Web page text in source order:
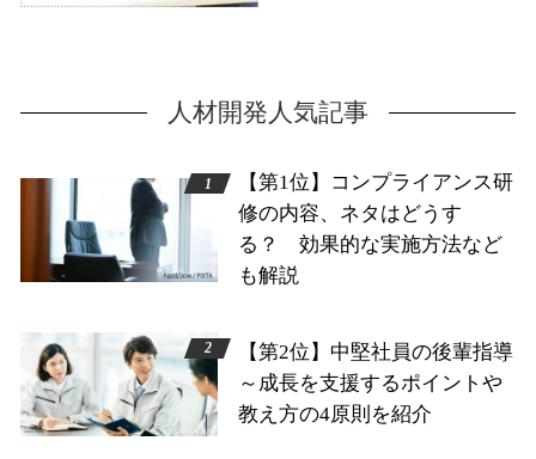
人材開発人気記事
【第1位】コンプライアンス研
修の内容、ネタはどうす
る？ 効果的な実施方法など
も解説
【第2位】中堅社員の後輩指導
～成長を支援するポイントや
教え方の4原則を紹介